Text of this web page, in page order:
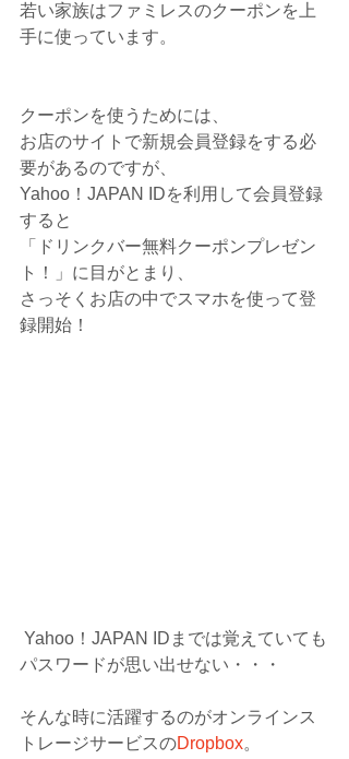
若い家族はファミレスのクーポンを上
手に使っています。
クーポンを使うためには、
お店のサイトで新規会員登録をする必
要があるのですが、
Yahoo！JAPAN IDを利用して会員登録
すると
「ドリンクバー無料クーポンプレゼン
ト！」に目がとまり、
さっそくお店の中でスマホを使って登
録開始！
パスワードが思い出せない・・・
そんな時に活躍するのがオンラインス
トレージサービスのDropbox。